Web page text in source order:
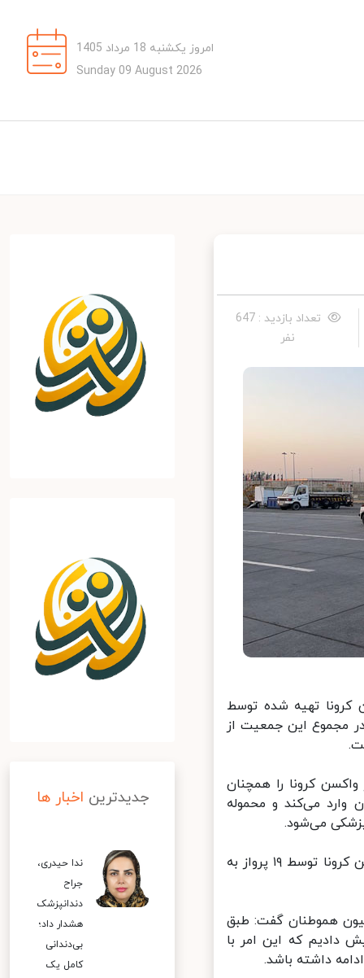
امروز یکشنبه 18 مرداد 1405
Sunday 09 August 2026
تعداد بازدید : 647
نفر
تهیه شده توسط
و گفت: در مجموع این جمعیت از
کرونا را همچنان
وارد می‌کند و محموله
می‌شود.
او گفت: در مجموع تاکنون ۱۷ محموله شامل ۲۰ میلیون و ۳۹۰ هزار دُز واکسن کرونا توسط ۱۹ پرواز به
هموطنان گفت: طبق
دادیم که این امر با
داشته باشد.
جدیدترین اخبار ها
ندا حیدری،
جراح
دندانپزشک
هشدار داد؛
بی‌دندانی
کامل یک